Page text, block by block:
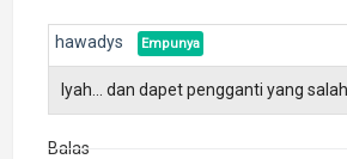
hawadys
Iyah... dan dapet pengganti yang salah.
Balas